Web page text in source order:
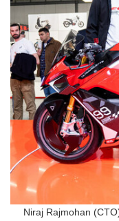
Niraj Rajmohan